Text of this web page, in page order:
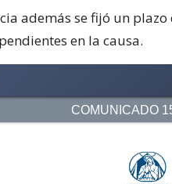
además se fijó un
en la causa.